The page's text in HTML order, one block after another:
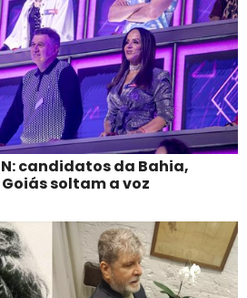
candidatos da Bahia,
Goiás soltam a voz